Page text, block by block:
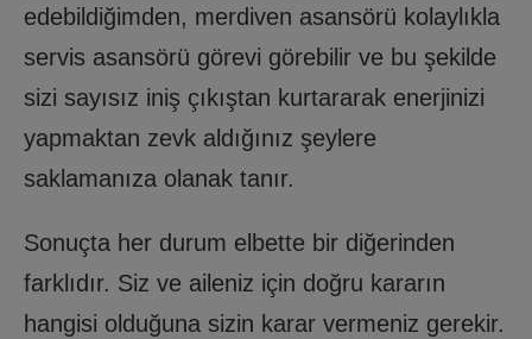
edebildiğimden, merdiven asansörü kolaylıkla
servis asansörü görevi görebilir ve bu şekilde
sizi sayısız iniş çıkıştan kurtararak enerjinizi
yapmaktan zevk aldığınız şeylere
saklamanıza olanak tanır.
Sonuçta her durum elbette bir diğerinden
farklıdır. Siz ve aileniz için doğru kararın
hangisi olduğuna sizin karar vermeniz gerekir.